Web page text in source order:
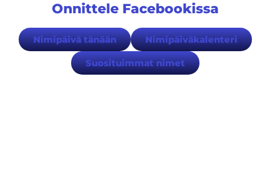
Onnittele Facebookissa
Nimipäivä tänään Nimipäiväkalenteri
Suosituimmat nimet